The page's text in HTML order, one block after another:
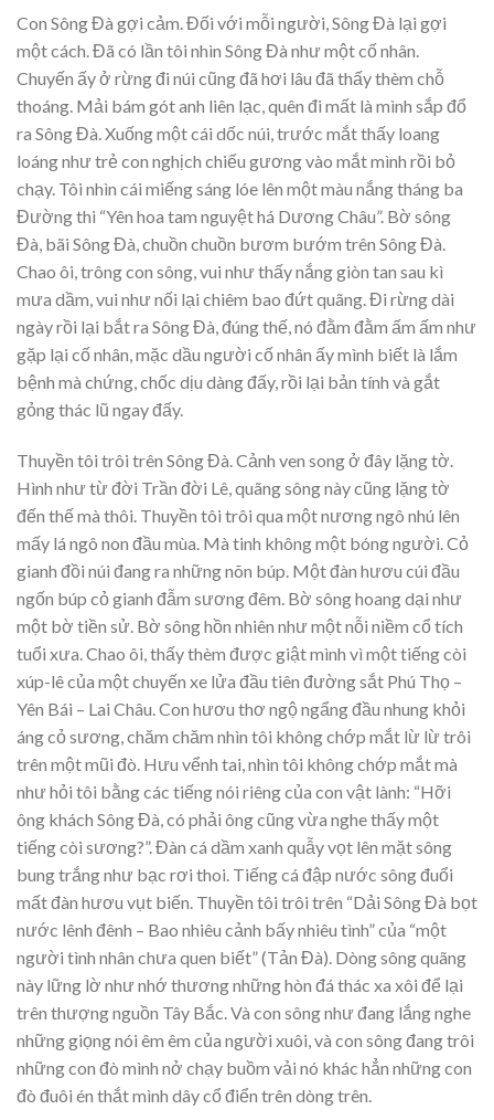
Con Sông Đà gợi cảm. Đối với mỗi người, Sông Đà lại gợi
một cách. Đã có lần tôi nhìn Sông Đà như một cố nhân.
Chuyến ấy ở rừng đi núi cũng đã hơi lâu đã thấy thèm chỗ
thoáng. Mải bám gót anh liên lạc, quên đi mất là mình sắp đổ
ra Sông Đà. Xuống một cái dốc núi, trước mắt thấy loang
loáng như trẻ con nghịch chiếu gương vào mắt mình rồi bỏ
chạy. Tôi nhìn cái miếng sáng lóe lên một màu nắng tháng ba
Đường thi “Yên hoa tam nguyệt há Dương Châu”. Bờ sông
Đà, bãi Sông Đà, chuồn chuồn bươm bướm trên Sông Đà.
Chao ôi, trông con sông, vui như thấy nắng giòn tan sau kì
mưa dầm, vui như nối lại chiêm bao đứt quãng. Đi rừng dài
ngày rồi lại bắt ra Sông Đà, đúng thế, nó đằm đằm ấm ấm như
gặp lại cố nhân, mặc dầu người cố nhân ấy mình biết là lắm
bệnh mà chứng, chốc dịu dàng đấy, rồi lại bản tính và gắt
gỏng thác lũ ngay đấy.
Thuyền tôi trôi trên Sông Đà. Cảnh ven song ở đây lặng tờ.
Hình như từ đời Trần đời Lê, quãng sông này cũng lặng tờ
đến thế mà thôi. Thuyền tôi trôi qua một nương ngô nhú lên
mấy lá ngô non đầu mùa. Mà tinh không một bóng người. Cỏ
gianh đồi núi đang ra những nõn búp. Một đàn hươu cúi đầu
ngốn búp cỏ gianh đẫm sương đêm. Bờ sông hoang dại như
một bờ tiền sử. Bờ sông hồn nhiên như một nỗi niềm cổ tích
tuổi xưa. Chao ôi, thấy thèm được giật mình vì một tiếng còi
xúp-lê của một chuyến xe lửa đầu tiên đường sắt Phú Thọ –
Yên Bái – Lai Châu. Con hươu thơ ngộ ngẩng đầu nhung khỏi
áng cỏ sương, chăm chăm nhìn tôi không chớp mắt lừ lừ trôi
trên một mũi đò. Hưu vểnh tai, nhìn tôi không chớp mắt mà
như hỏi tôi bằng các tiếng nói riêng của con vật lành: “Hỡi
ông khách Sông Đà, có phải ông cũng vừa nghe thấy một
tiếng còi sương?”. Đàn cá dầm xanh quẫy vọt lên mặt sông
bung trắng như bạc rơi thoi. Tiếng cá đập nước sông đuổi
mất đàn hươu vụt biến. Thuyền tôi trôi trên “Dải Sông Đà bọt
nước lênh đênh – Bao nhiêu cảnh bấy nhiêu tình” của “một
người tình nhân chưa quen biết” (Tản Đà). Dòng sông quãng
này lững lờ như nhớ thương những hòn đá thác xa xôi để lại
trên thượng nguồn Tây Bắc. Và con sông như đang lắng nghe
những giọng nói êm êm của người xuôi, và con sông đang trôi
những con đò mình nở chạy buồm vải nó khác hẳn những con
đò đuôi én thắt mình dây cổ điển trên dòng trên.